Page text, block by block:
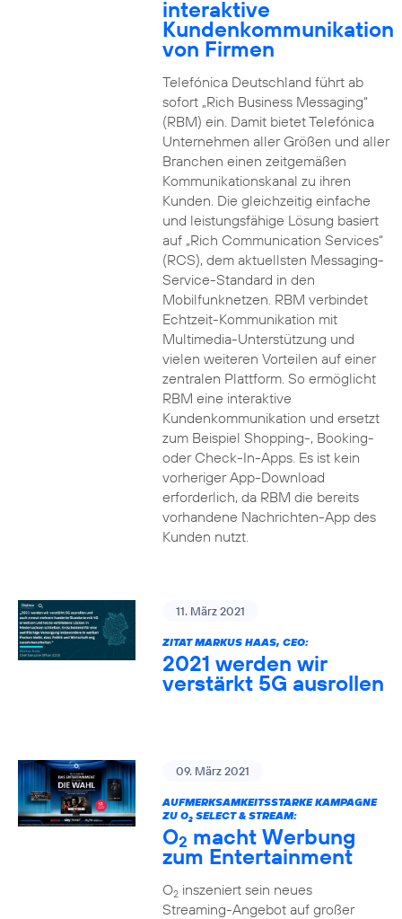
interaktive
Kundenkommunikation
von Firmen
Telefónica Deutschland führt ab
sofort „Rich Business Messaging“
(RBM) ein. Damit bietet Telefónica
Unternehmen aller Größen und aller
Branchen einen zeitgemäßen
Kommunikationskanal zu ihren
Kunden. Die gleichzeitig einfache
und leistungsfähige Lösung basiert
auf „Rich Communication Services“
(RCS), dem aktuellsten Messaging-
Service-Standard in den
Mobilfunknetzen. RBM verbindet
Echtzeit-Kommunikation mit
Multimedia-Unterstützung und
vielen weiteren Vorteilen auf einer
zentralen Plattform. So ermöglicht
RBM eine interaktive
Kundenkommunikation und ersetzt
zum Beispiel Shopping-, Booking-
oder Check-In-Apps. Es ist kein
vorheriger App-Download
erforderlich, da RBM die bereits
vorhandene Nachrichten-App des
Kunden nutzt.
11. März 2021
ZITAT MARKUS HAAS, CEO:
2021 werden wir
verstärkt 5G ausrollen
09. März 2021
AUFMERKSAMKEITSSTARKE KAMPAGNE
ZU O2SELECT & STREAM:
O2 macht Werbung
zum Entertainment
O2inszeniert sein neues
Streaming-Angebot auf großer